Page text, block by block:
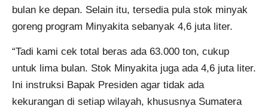
bulan ke depan. Selain itu, tersedia pula stok minyak
goreng program Minyakita sebanyak 4,6 juta liter.
“Tadi kami cek total beras ada 63.000 ton, cukup
untuk lima bulan. Stok Minyakita juga ada 4,6 juta liter.
Ini instruksi Bapak Presiden agar tidak ada
kekurangan di setiap wilayah, khususnya Sumatera